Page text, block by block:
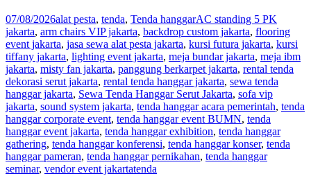
07/08/2026alat pesta, tenda, Tenda hanggarAC standing 5 PK
jakarta, arm chairs VIP jakarta, backdrop custom jakarta, flooring
event jakarta, jasa sewa alat pesta jakarta, kursi futura jakarta, kursi
tiffany jakarta, lighting event jakarta, meja bundar jakarta, meja ibm
jakarta, misty fan jakarta, panggung berkarpet jakarta, rental tenda
dekorasi serut jakarta, rental tenda hanggar jakarta, sewa tenda
hanggar jakarta, Sewa Tenda Hanggar Serut Jakarta, sofa vip
jakarta, sound system jakarta, tenda hanggar acara pemerintah, tenda
hanggar corporate event, tenda hanggar event BUMN, tenda
hanggar event jakarta, tenda hanggar exhibition, tenda hanggar
gathering, tenda hanggar konferensi, tenda hanggar konser, tenda
hanggar pameran, tenda hanggar pernikahan, tenda hanggar
seminar, vendor event jakartatenda